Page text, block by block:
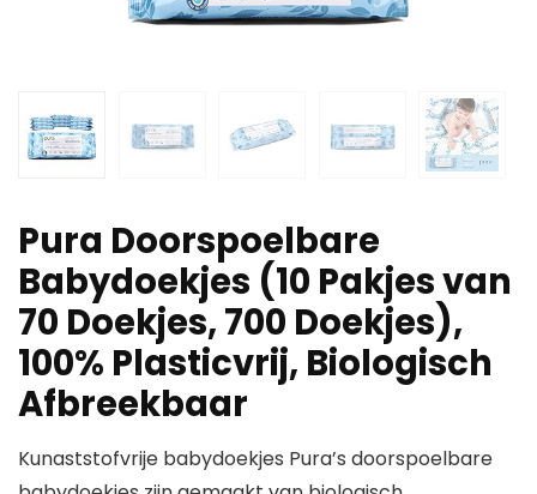
Pura Doorspoelbare
Babydoekjes (10 Pakjes van
70 Doekjes, 700 Doekjes),
100% Plasticvrij, Biologisch
Afbreekbaar
Kunaststofvrije babydoekjes Pura’s doorspoelbare